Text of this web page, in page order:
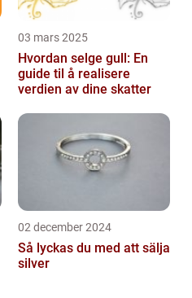
03 mars 2025
Hvordan selge gull: En
guide til å realisere
verdien av dine skatter
02 december 2024
Så lyckas du med att sälja
silver